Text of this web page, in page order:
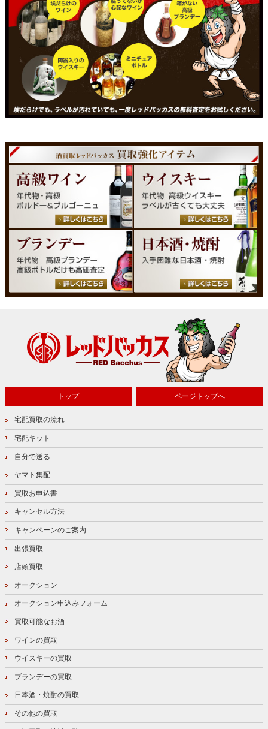
トップ ページトップへ
宅配買取の流れ
宅配キット
自分で送る
ヤマト集配
買取お申込書
キャンセル方法
キャンペーンのご案内
出張買取
店頭買取
オークション
オークション申込みフォーム
買取可能なお酒
ワインの買取
ウイスキーの買取
ブランデーの買取
日本酒・焼酎の買取
その他の買取